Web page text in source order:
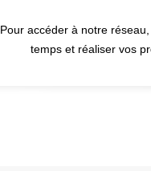
Pour accéder à notre
temps et réaliser vos